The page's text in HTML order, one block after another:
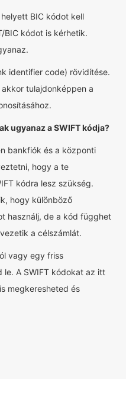
BIC kódot kell
BIC kódot is kérhetik.
identifier code) rövidítése.
tulajdonképpen a
ugyanaz a SWIFT kódja?
bankfiók és a központi
hogy a te
kódra lesz szükség.
hogy különböző
használj, de a kód függhet
a célszámlát.
vagy egy friss
le. A SWIFT kódokat az itt
megkeresheted és